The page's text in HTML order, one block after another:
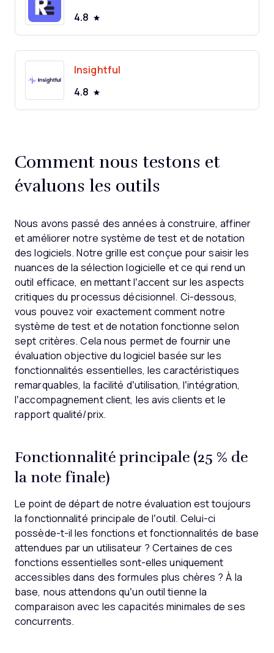
4.8
Insightful
4.8
Comment nous testons et
évaluons les outils
Nous avons passé des années à construire, affiner
et améliorer notre système de test et de notation
des logiciels. Notre grille est conçue pour saisir les
nuances de la sélection logicielle et ce qui rend un
outil efficace, en mettant l’accent sur les aspects
critiques du processus décisionnel. Ci-dessous,
vous pouvez voir exactement comment notre
système de test et de notation fonctionne selon
sept critères. Cela nous permet de fournir une
évaluation objective du logiciel basée sur les
fonctionnalités essentielles, les caractéristiques
remarquables, la facilité d’utilisation, l’intégration,
l’accompagnement client, les avis clients et le
rapport qualité/prix.
Fonctionnalité principale (25 % de
la note finale)
Le point de départ de notre évaluation est toujours
la fonctionnalité principale de l’outil. Celui-ci
possède-t-il les fonctions et fonctionnalités de base
attendues par un utilisateur ? Certaines de ces
fonctions essentielles sont-elles uniquement
accessibles dans des formules plus chères ? À la
base, nous attendons qu’un outil tienne la
comparaison avec les capacités minimales de ses
concurrents.